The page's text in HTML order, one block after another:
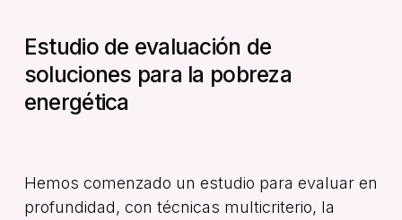
Estudio de evaluación de
soluciones para la pobreza
energética
Hemos comenzado un estudio para evaluar en
profundidad, con técnicas multicriterio, la